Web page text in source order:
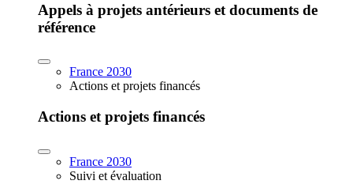
Appels à projets antérieurs et documents de
référence
France 2030
Actions et projets financés
Actions et projets financés
France 2030
Suivi et évaluation